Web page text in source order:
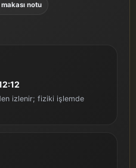
notu
izlenir; fiziki işlemde